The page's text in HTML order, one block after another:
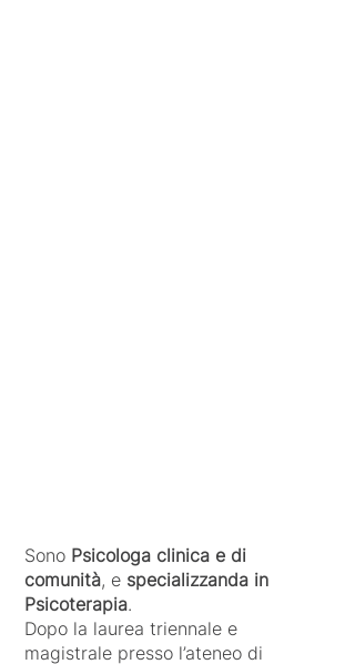
Sono Psicologa clinica e di
comunità, e specializzanda in
Psicoterapia.
Dopo la laurea triennale e
magistrale presso l’ateneo di